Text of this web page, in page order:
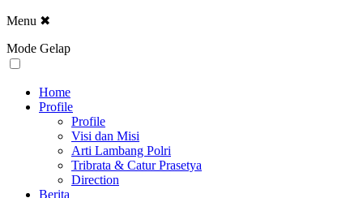
Menu ✖
Mode Gelap
Home
Profile
Profile
Visi dan Misi
Arti Lambang Polri
Tribrata & Catur Prasetya
Direction
Berita